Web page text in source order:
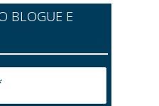
BLOGUE E